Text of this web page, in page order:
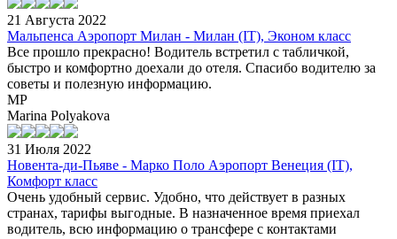
21 Августа 2022
Мальпенса Аэропорт Милан - Милан (IT), Эконом класс
Все прошло прекрасно! Водитель встретил с табличкой,
быстро и комфортно доехали до отеля. Спасибо водителю за
советы и полезную информацию.
MP
Marina Polyakova
31 Июля 2022
Новента-ди-Пьяве - Марко Поло Аэропорт Венеция (IT),
Комфорт класс
Очень удобный сервис. Удобно, что действует в разных
странах, тарифы выгодные. В назначенное время приехал
водитель, всю информацию о трансфере с контактами